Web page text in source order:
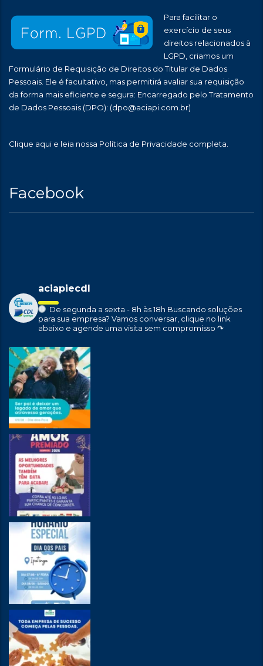
Para facilitar o
exercício de seus
direitos relacionados à
LGPD, criamos um
Formulário de Requisição de Direitos do Titular de Dados
Pessoais. Ele é facultativo, mas permitirá avaliar sua requisição
da forma mais eficiente e segura: Encarregado pelo Tratamento
de Dados Pessoais (DPO): (dpo@aciapi.com.br)
Clique aqui e leia nossa Política de Privacidade completa.
Facebook
aciapiecdl
De segunda a sexta - 8h às 18h Buscando soluções
para sua empresa? Vamos conversar, clique no link
abaixo e agende uma visita sem compromisso ↷